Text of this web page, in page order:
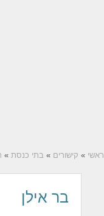
ראשי » קישורים » בתי כנסת »
בר אילן